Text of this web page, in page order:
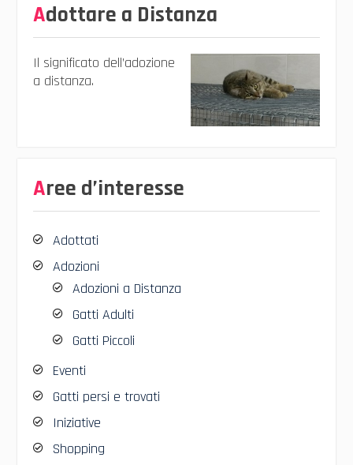
Adottare a Distanza
Il significato dell’adozione
a distanza.
Aree d’interesse
Adottati
Adozioni
Adozioni a Distanza
Gatti Adulti
Gatti Piccoli
Eventi
Gatti persi e trovati
Iniziative
Shopping